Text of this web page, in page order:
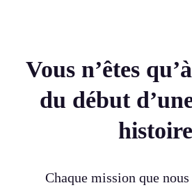
Vous n’êtes qu’à
du début
histoire
Chaque mission que